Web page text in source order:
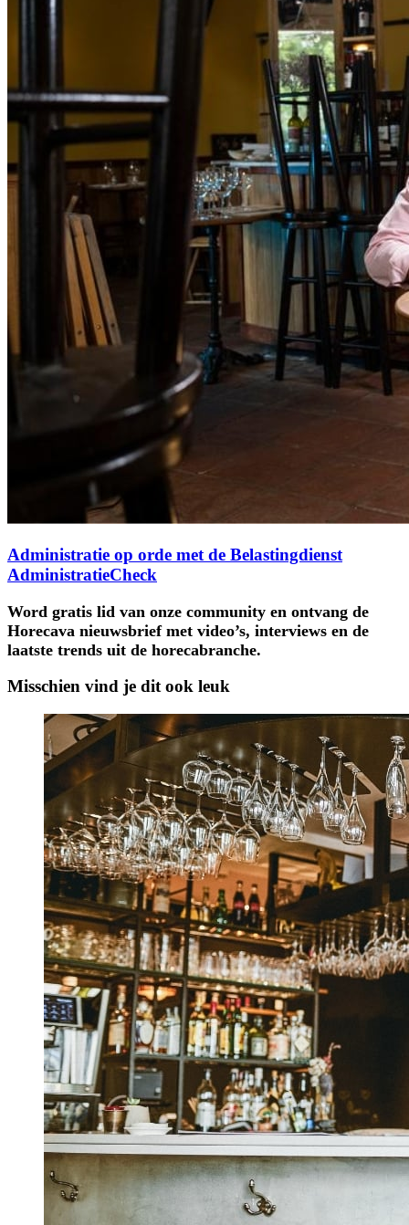
Administratie op orde met de Belastingdienst
AdministratieCheck
Word gratis lid van onze community en ontvang de
Horecava nieuwsbrief met video’s, interviews en de
laatste trends uit de horecabranche.
Misschien vind je dit ook leuk